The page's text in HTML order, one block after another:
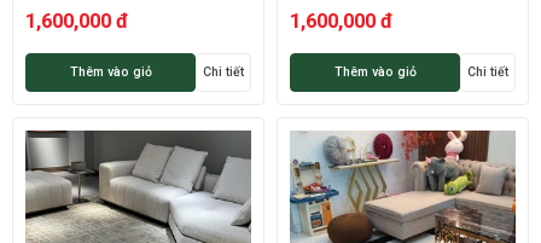
1,600,000 đ
Thêm vào giỏ Chi tiết
1,600,000 đ
Thêm vào giỏ Chi tiết